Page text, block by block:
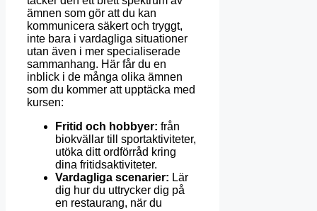
ämnen som gör att du kan
kommunicera säkert och tryggt,
inte bara i vardagliga situationer
utan även i mer specialiserade
sammanhang. Här får du en
inblick i de många olika ämnen
som du kommer att upptäcka med
kursen:
Fritid och hobbyer: från
biokvällar till sportaktiviteter,
utöka ditt ordförråd kring
dina fritidsaktiviteter.
Vardagliga scenarier: Lär
dig hur du uttrycker dig på
en restaurang, när du